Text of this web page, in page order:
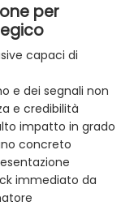
per
capaci di
e dei segnali non
e credibilità
impatto in grado
concreto
immediato da